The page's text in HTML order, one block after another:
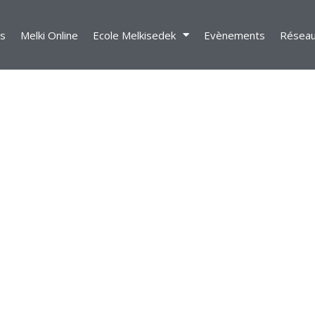
Melki Online Ecole Melkisedek Evènements